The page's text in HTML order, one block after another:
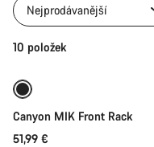
Nejprodávanější
10 položek
Canyon MIK Front Rack
51,99 €